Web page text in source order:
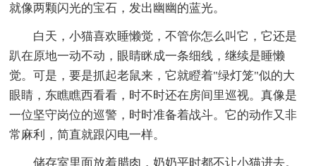
就像两颗闪光的宝石，发出幽幽的蓝光。
白天，小猫喜欢睡懒觉，不管你怎么叫它，它还是
趴在原地一动不动，眼睛眯成一条细线，继续是睡懒
觉。可是，要是抓起老鼠来，它就瞪着"绿灯笼"似的大
眼睛，东瞧瞧西看看，时不时还在房间里巡视。真像是
一位坚守岗位的巡警，时时准备着战斗。它的动作又非
常麻利，简直就跟闪电一样。
储存室里面放着腊肉，奶奶平时都不让小猫进去。